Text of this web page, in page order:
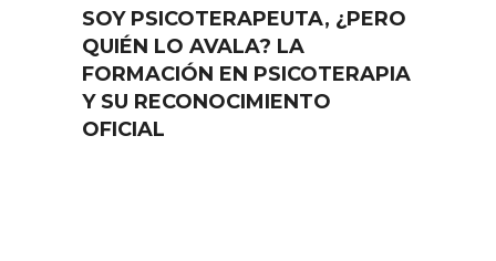
SOY PSICOTERAPEUTA, ¿PERO
QUIÉN LO AVALA? LA
FORMACIÓN EN PSICOTERAPIA
Y SU RECONOCIMIENTO
OFICIAL